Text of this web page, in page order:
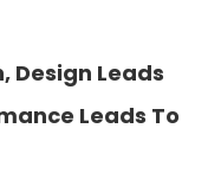
Design Leads
Leads To